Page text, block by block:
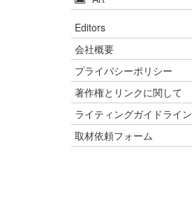
Editors
会社概要
プライバシーポリシー
著作権とリンクに関して
ライティングガイドライン
取材依頼フォーム